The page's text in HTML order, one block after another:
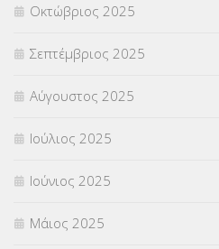
ΥΠΟΤΡΟΦΙΕΣ(28)
ΦΥΣΙΚΗ ΑΓΩΓΗ(692)
Χωρίς κατηγορία
Οκτώβριος 2025
Σεπτέμβριος 2025
Αύγουστος 2025
Ιούλιος 2025
Ιούνιος 2025
Μάιος 2025